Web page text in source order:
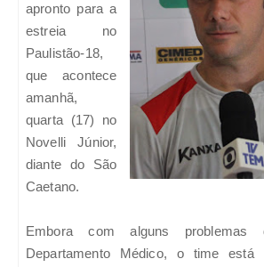
apronto para a
estreia no
Paulistão-18,
que acontece
amanhã,
quarta (17) no
Novelli Júnior,
diante do São
Caetano.
Embora com alguns
Departamento Médico, o time está